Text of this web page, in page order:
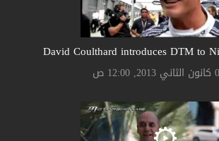
David Coulthard introduces DTM to
12:00 ص